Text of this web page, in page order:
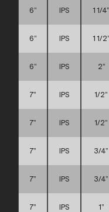
6” IPS 1 1/4”
6” IPS 1 1/2”
6” IPS 2”
7” IPS 1/2”
7” IPS 1/2”
7” IPS 3/4”
7” IPS 3/4”
7” IPS 1”